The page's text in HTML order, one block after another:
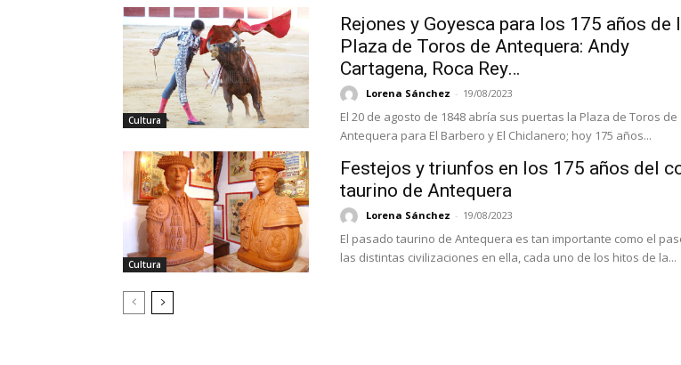
Cultura
Rejones y Goyesca para los 175 años de
Plaza de Toros de Antequera: Andy
Cartagena, Roca Rey…
Lorena Sánchez - 19/08/2023
El 20 de agosto de 1848 abría sus puertas la Plaza de Toros de
Antequera para El Barbero y El Chiclanero; hoy 175 años...
Cultura
Festejos y triunfos en los 175 años del
taurino de Antequera
Lorena Sánchez - 19/08/2023
El pasado taurino de Antequera es tan importante como el
las distintas civilizaciones en ella, cada uno de los hitos de la...